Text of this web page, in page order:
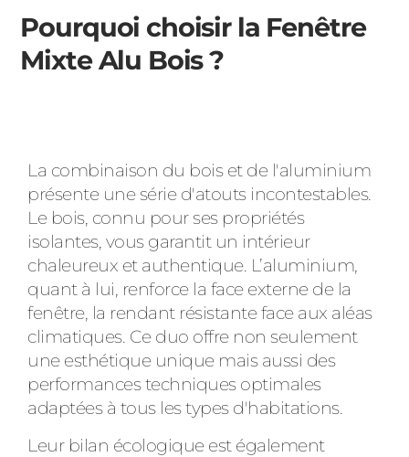
Pourquoi choisir la Fenêtre
Mixte Alu Bois ?
La combinaison du bois et de l'aluminium
présente une série d'atouts incontestables.
Le bois, connu pour ses propriétés
isolantes, vous garantit un intérieur
chaleureux et authentique. L’aluminium,
quant à lui, renforce la face externe de la
fenêtre, la rendant résistante face aux aléas
climatiques. Ce duo offre non seulement
une esthétique unique mais aussi des
performances techniques optimales
adaptées à tous les types d'habitations.
Leur bilan écologique est également